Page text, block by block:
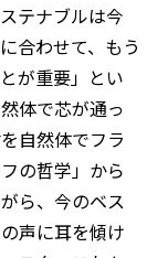
テナブルは今
合わせて、もう
が重要」とい
体で芯が通っ
自然体でフラ
の哲学」から
ら、今のベス
声に耳を傾け